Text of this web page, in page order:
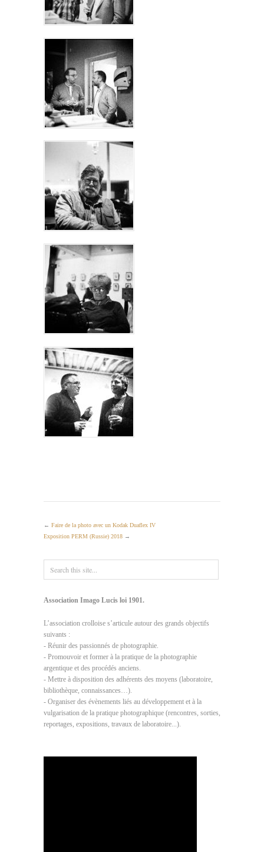
← Faire de la photo avec un Kodak Duaflex IV
Exposition PERM (Russie) 2018 →
Association Imago Lucis loi 1901.
L’association crolloise s’articule autour des grands objectifs
suivants :
- Réunir des passionnés de photographie.
- Promouvoir et former à la pratique de la photographie
argentique et des procédés anciens.
- Mettre à disposition des adhérents des moyens (laboratoire,
bibliothèque, connaissances…).
- Organiser des évènements liés au développement et à la
vulgarisation de la pratique photographique (rencontres, sorties,
reportages, expositions, travaux de laboratoire...).